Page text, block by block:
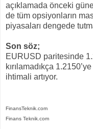
açıklamada önceki
de tüm opsiyonların
piyasaları dengede
Son söz;
EURUSD paritesinde
kırılamadıkça
ihtimali artıyor.
FinansTeknik.com
Finans Teknik.com